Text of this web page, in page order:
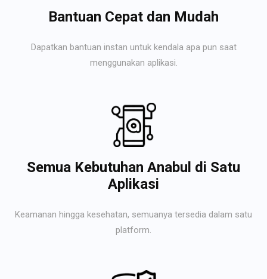
Bantuan Cepat dan Mudah
Dapatkan bantuan instan untuk kendala apa pun saat
menggunakan aplikasi.
Semua Kebutuhan Anabul di Satu
Aplikasi
Keamanan hingga kesehatan, semuanya tersedia dalam satu
platform.